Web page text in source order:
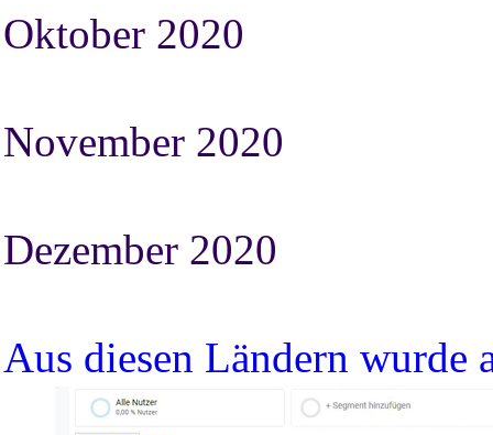
Oktober 2020
November 2020
Dezember 2020
Aus diesen Ländern wurde